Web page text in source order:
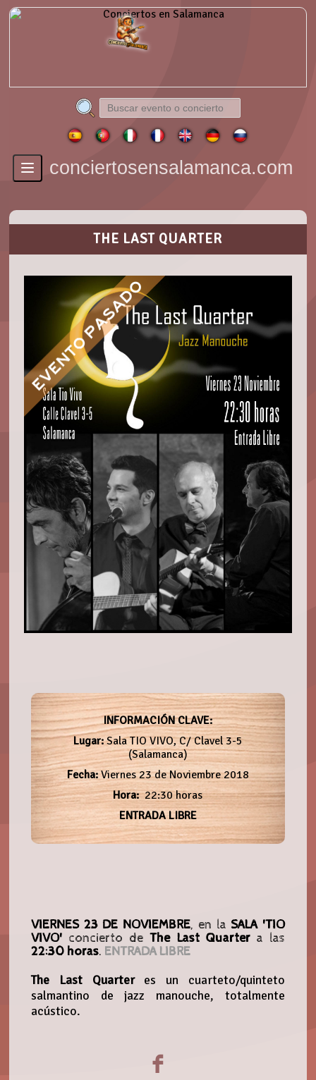
Toggle
navigationconciertosensalamanca.com
THE LAST QUARTER
INFORMACIÓN CLAVE:
Lugar:Sala TIO VIVO, C/ Clavel 3-5
(Salamanca)
Fecha:Viernes 23 de Noviembre 2018
Hora:22:30 horas
ENTRADA LIBRE
VIERNES 23 DE NOVIEMBRE, en la SALA 'TIO
VIVO'concierto deThe Last Quarter a las
22:30 horas. ENTRADA LIBRE
The Last Quarteres un cuarteto/quinteto
salmantino de jazz manouche, totalmente
acústico.